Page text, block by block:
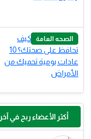
الصحه العامة
أكثر الأعضاء ربح في آخر 30 يومًا